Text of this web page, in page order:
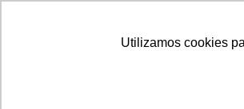
Utilizamos cookies